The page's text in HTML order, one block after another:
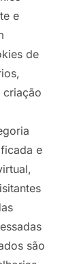
e
de
criação
e
são